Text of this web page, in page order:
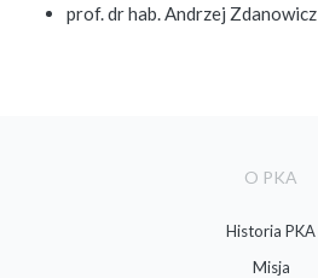
prof. dr hab. Andrzej Zdanowicz
O PKA
Historia PKA
Misja